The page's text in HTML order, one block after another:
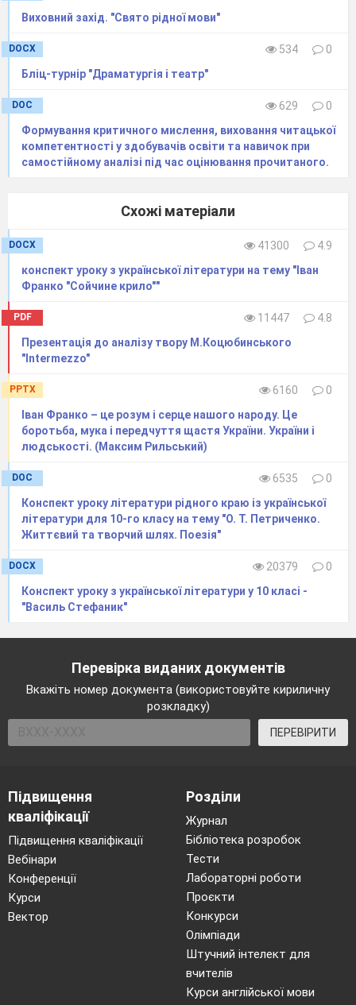
Виховний захід. "Свято рідної мови"
DOCX 534
0
Бліц-турнір "Драматургія і театр"
DOC 629
0
Формування критичного мислення, виховання читацької
компетентності у здобувачів освіти та навичок при
самостійному аналізі під час оцінювання прочитаного.
Схожі матеріали
DOCX 41300
4.9
конспект уроку з української літератури на тему "Іван
Франко "Сойчине крило""
PDF 11447
4.8
Презентація до аналізу твору М.Коцюбинського
"Intermezzo"
PPTX 6160
0
Іван Франко – це розум і серце нашого народу. Це
боротьба, мука і передчуття щастя України. України і
людськості. (Максим Рильський)
DOC 6535
0
Конспект уроку літератури рідного краю із української
літератури для 10-го класу на тему "О. Т. Петриченко.
Життєвий та творчий шлях. Поезія"
DOCX 20379
0
Конспект уроку з української літератури у 10 класі -
"Василь Стефаник"
Перевірка виданих документів
Вкажіть номер документа (використовуйте кириличну
розкладку)
ПЕРЕВІРИТИ
Підвищення
кваліфікації
Підвищення кваліфікації
Вебінари
Конференції
Курси
Вектор
Розділи
Журнал
Бібліотека розробок
Тести
Лабораторні роботи
Проєкти
Конкурси
Олімпіади
Штучний інтелект для
вчителів
Курси англійської мови